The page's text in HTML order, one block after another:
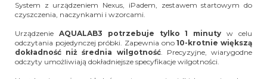
System z urządzeniem Nexus, iPadem, zestawem startowym do
czyszczenia, naczynkami i wzorcami.
Urządzenie AQUALAB3 potrzebuje tylko 1 minuty w celu
odczytania pojedynczej próbki. Zapewnia ono10-krotnie większą
dokładność niż średnia wilgotność. Precyzyjne, wiarygodne
odczyty umożliwiają dokładniejsze specyfikacje wilgotności.